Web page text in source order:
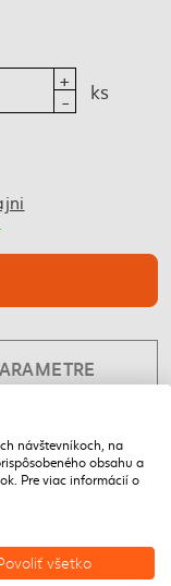
ks
5L
NOVINKA
návštevníkoch, na
obsahu a
Pre viac informácií o
všetko